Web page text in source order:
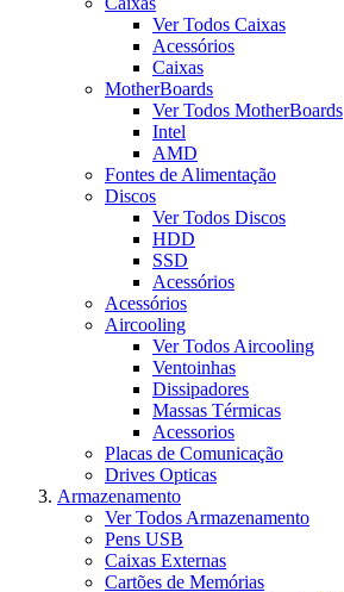
Ver Todos Caixas
Acessórios
Caixas
MotherBoards
Ver Todos MotherBoards
Intel
AMD
Fontes de Alimentação
Discos
Ver Todos Discos
HDD
SSD
Acessórios
Acessórios
Aircooling
Ver Todos Aircooling
Ventoinhas
Dissipadores
Massas Térmicas
Acessorios
Placas de Comunicação
Drives Opticas
Armazenamento
Ver Todos Armazenamento
Pens USB
Caixas Externas
Cartões de Memórias